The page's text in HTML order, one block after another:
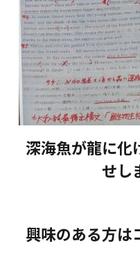
深海魚が龍に化
せし
興味のある方は